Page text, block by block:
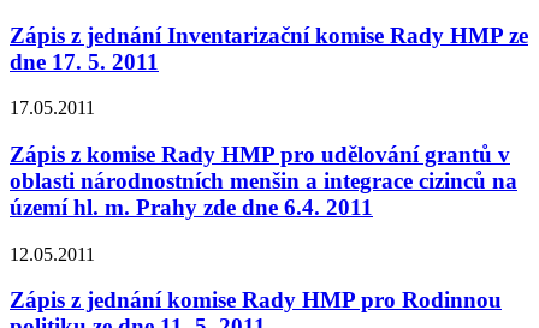
Zápis z jednání Inventarizační komise Rady HMP ze
dne 17. 5. 2011
17.05.2011
Zápis z komise Rady HMP pro udělování grantů v
oblasti národnostních menšin a integrace cizinců na
území hl. m. Prahy zde dne 6.4. 2011
12.05.2011
Zápis z jednání komise Rady HMP pro Rodinnou